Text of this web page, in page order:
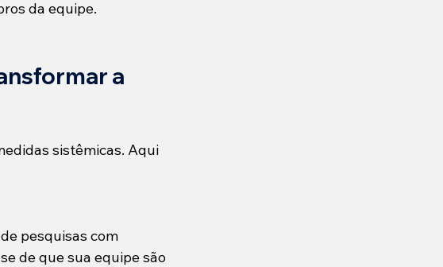
da equipe.
a
sistêmicas. Aqui
pesquisas com
de que sua equipe são